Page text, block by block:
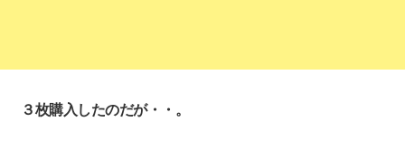
３枚購入したのだが・・。